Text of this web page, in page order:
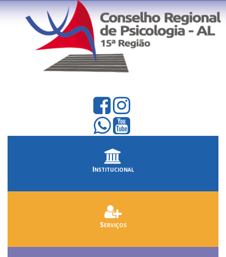
Institucional
Serviços